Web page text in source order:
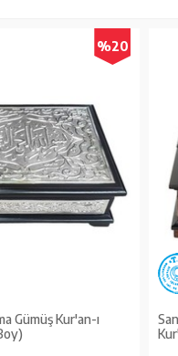
%20
Gümüş Kur'an-ı